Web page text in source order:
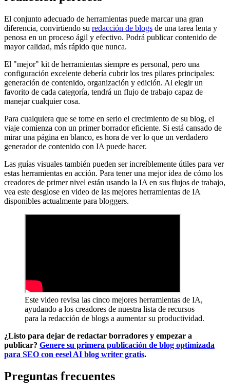
El conjunto adecuado de herramientas puede marcar una gran
diferencia, convirtiendo su redacción de blogs de una tarea lenta y
penosa en un proceso ágil y efectivo. Podrá publicar contenido de
mayor calidad, más rápido que nunca.
El "mejor" kit de herramientas siempre es personal, pero una
configuración excelente debería cubrir los tres pilares principales:
generación de contenido, organización y edición. Al elegir un
favorito de cada categoría, tendrá un flujo de trabajo capaz de
manejar cualquier cosa.
Para cualquiera que se tome en serio el crecimiento de su blog, el
viaje comienza con un primer borrador eficiente. Si está cansado de
mirar una página en blanco, es hora de ver lo que un verdadero
generador de contenido con IA puede hacer.
Las guías visuales también pueden ser increíblemente útiles para ver
estas herramientas en acción. Para tener una mejor idea de cómo los
creadores de primer nivel están usando la IA en sus flujos de trabajo,
vea este desglose en video de las mejores herramientas de IA
disponibles actualmente para bloggers.
Este video revisa las cinco mejores herramientas de IA,
ayudando a los creadores de nuestra lista de recursos
para la redacción de blogs a aumentar su productividad.
¿Listo para dejar de redactar borradores y empezar a
publicar? Genere su primera publicación de blog optimizada
para SEO con eesel AI blog writer gratis.
Preguntas frecuentes